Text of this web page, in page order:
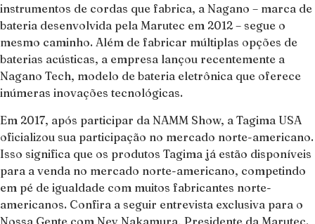
instrumentos de cordas que fabrica, a Nagano – marca de
bateria desenvolvida pela Marutec em 2012 – segue o
mesmo caminho. Além de fabricar múltiplas opções de
baterias acústicas, a empresa lançou recentemente a
Nagano Tech, modelo de bateria eletrônica que oferece
inúmeras inovações tecnológicas.
Em 2017, após participar da NAMM Show, a Tagima USA
oficializou sua participação no mercado norte-americano.
Isso significa que os produtos Tagima já estão disponíveis
para a venda no mercado norte-americano, competindo
em pé de igualdade com muitos fabricantes norte-
americanos. Confira a seguir entrevista exclusiva para o
Nossa Gente com Ney Nakamura, Presidente da Marutec.